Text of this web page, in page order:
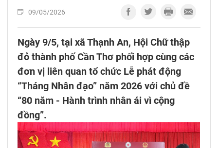
09/05/2026
Ngày 9/5, tại xã Thạnh An, Hội Chữ thập
đỏ thành phố Cần Thơ phối hợp cùng các
đơn vị liên quan tổ chức Lễ phát động
“Tháng Nhân đạo” năm 2026 với chủ đề
“80 năm - Hành trình nhân ái vì cộng
đồng”.